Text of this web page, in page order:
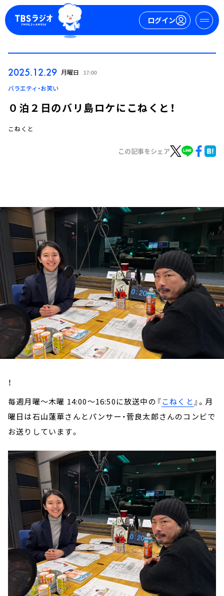
ログイン
ログイン
トピックス
TBS Podcast
お知らせ
イベント・グッズ
YouTube
会社情報
2025.12.29 月曜日 17:00
バラエティ・お笑い
０泊２日のバリ島ロケにこねくと！
こねくと
この記事をシェア
！
毎週月曜～木曜 14:00～16:50に放送中の『こねくと』。月
曜日は石山蓮華さんとパンサー・菅良太郎さんのコンビで
お送りしています。